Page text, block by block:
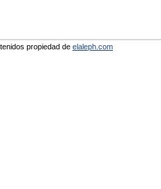
propiedad de elaleph.com